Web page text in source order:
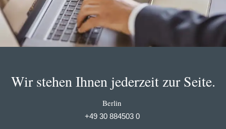
Wir stehen Ihnen jederzeit zur Seite.
Berlin
+49 30 884503 0